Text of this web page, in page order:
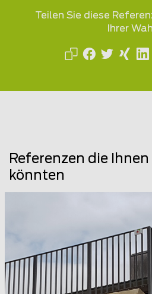
Teilen Sie diese
Ihrer
Referenzen die
könnten